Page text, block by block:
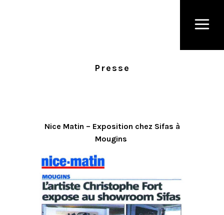
Presse
Nice Matin – Exposition chez Sifas à
Mougins